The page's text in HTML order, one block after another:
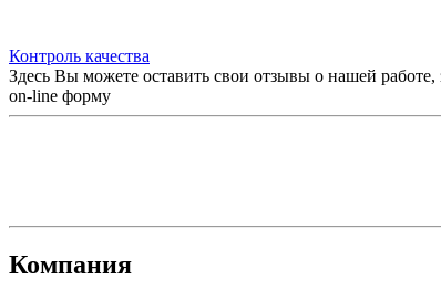
Контроль качества
Здесь Вы можете оставить свои отзывы о нашей работе,
on-line форму
Компания